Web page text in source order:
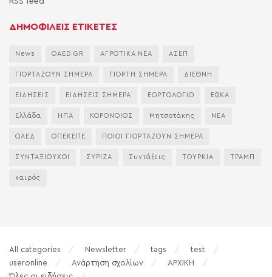
ΔΗΜΟΦΙΛΕΙΣ ΕΤΙΚΕΤΕΣ
News OAED.GR ΑΓΡΟΤΙΚΑ ΝΕΑ ΑΣΕΠ
ΓΙΟΡΤΑΖΟΥΝ ΣΗΜΕΡΑ ΓΙΟΡΤΗ ΣΗΜΕΡΑ ΔΙΕΘΝΗ
ΕΙΔΗΣΕΙΣ ΕΙΔΗΣΕΙΣ ΣΗΜΕΡΑ ΕΟΡΤΟΛΟΓΙΟ ΕΦΚΑ
Ελλάδα ΗΠΑ ΚΟΡΟΝΟΙΟΣ Μητσοτάκης ΝΕΑ
ΟΑΕΔ ΟΠΕΚΕΠΕ ΠΟΙΟΙ ΓΙΟΡΤΑΖΟΥΝ ΣΗΜΕΡΑ
ΣΥΝΤΑΞΙΟΥΧΟΙ ΣΥΡΙΖΑ Συντάξεις ΤΟΥΡΚΙΑ ΤΡΑΜΠ
καιρός
All categories Newsletter tags
test
useronline
Ανάρτηση σχολίων
ΑΡΧΙΚΗ